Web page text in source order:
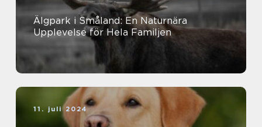
Älgpark i Småland: En Naturnära
Upplevelse för Hela Familjen
11. juli 2024